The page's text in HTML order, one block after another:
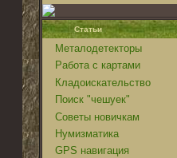
Статьи
Металодетекторы
Работа с картами
Кладоискательство
Поиск "чешуек"
Советы новичкам
Нумизматика
GPS навигация